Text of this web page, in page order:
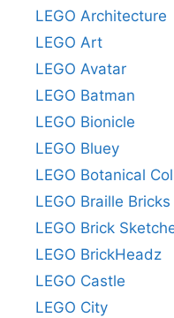
LEGO Architecture
LEGO Art
LEGO Avatar
LEGO Batman
LEGO Bionicle
LEGO Bluey
LEGO Botanical
LEGO Braille Bricks
LEGO Brick
LEGO BrickHeadz
LEGO Castle
LEGO City